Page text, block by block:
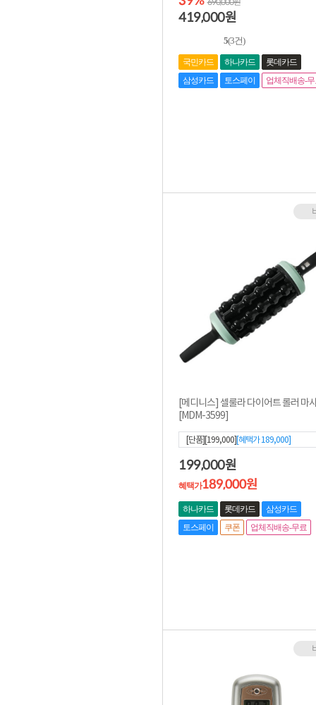
419,000원
5(3건)
국민카드 하나카드
롯데카드
삼성카드
토스페이 업체직배송-
[메디니스] 셀룰라 다이어트 롤러 마
[MDM-3599]
[단품][199,000] [혜택가189,000
199,000원
혜택가189,000원
하나카드 롯데카드
삼성카드
토스페이
쿠폰 업체직배송-무료